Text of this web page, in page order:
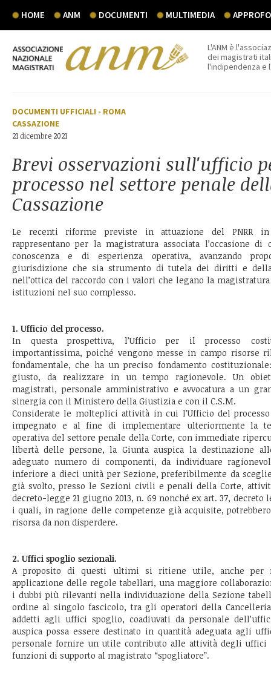
HOME ANM DOCUMENTI MULTIMEDIA
L'ANM è
dei magistrati
l'indipendenza e
DOCUMENTI UFFICIALI - ROMA
CASSAZIONE
21 dicembre 2021
Brevi osservazioni sull'ufficio
processo nel settore penale
Cassazione
Le recenti riforme previste in attuazione del PNRR
rappresentano per la magistratura associata l’occasione
conoscenza e di esperienza operativa, avanzando
giurisdizione che sia strumento di tutela dei diritti e
nell’ottica del raccordo con i valori che legano la
istituzioni nel suo complesso.
1. Ufficio del processo.
In questa prospettiva, l’Ufficio per il processo
importantissima, poiché vengono messe in campo risorse
fondamentale, che ha un preciso fondamento
giusto, da realizzare in un tempo ragionevole. Un
magistrati, personale amministrativo e avvocatura a un
sinergia con il Ministero della Giustizia e con il C.S.M.
Considerate le molteplici attività in cui l’Ufficio del
impegnato e al fine di implementare ulteriormente la
operativa del settore penale della Corte, con immediate
libertà delle persone, la Giunta auspica la destinazione
adeguato numero di componenti, da individuare
inferiore a dieci unità per Sezione, preferibilmente da
già svolto, presso le Sezioni civili e penali della Corte,
decreto-legge 21 giugno 2013, n. 69 nonché ex art. 37, decreto
i quali, in ragione delle competenze già acquisite,
risorsa da non disperdere.
2. Uffici spoglio sezionali.
A proposito di questi ultimi si ritiene utile, anche per
applicazione delle regole tabellari, una maggiore
i dubbi più rilevanti nella individuazione della Sezione
ordine al singolo fascicolo, tra gli operatori della
addetti agli uffici spoglio, coadiuvati da personale
auspica possa essere destinato in quantità adeguata agli
personale fornire un utile contributo alle attività degli uffici
funzioni di supporto al magistrato “spogliatore”.